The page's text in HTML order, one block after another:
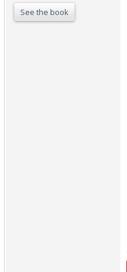
See the book